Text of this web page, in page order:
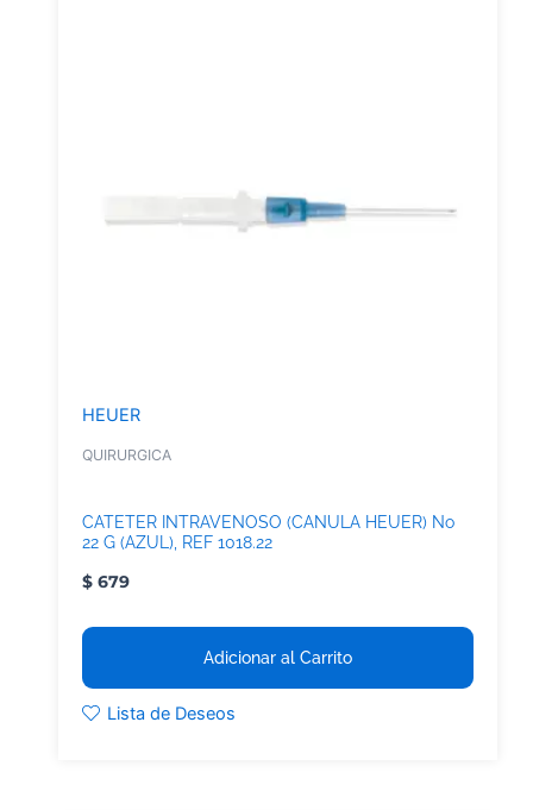
HEUER
QUIRURGICA
CATETER INTRAVENOSO (CANULA HEUER) No
22 G (AZUL), REF 1018.22
$ 679
Adicionar al Carrito
Lista de Deseos